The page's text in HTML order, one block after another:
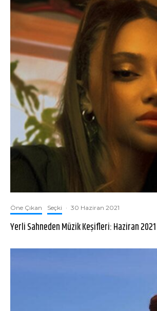
Öne Çıkan Seçki · 30 Haziran 2021
Yerli Sahneden Müzik Keşifleri: Haziran 2021